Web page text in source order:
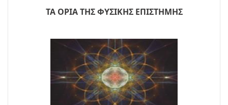
ΤΑ ΟΡΙΑ ΤΗΣ ΦΥΣΙΚΗΣ ΕΠΙΣΤΗΜΗΣ